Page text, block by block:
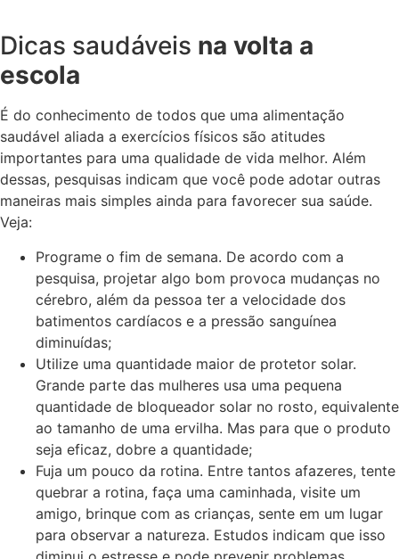
Dicas saudáveis na volta a
escola
É do conhecimento de todos que uma alimentação
saudável aliada a exercícios físicos são atitudes
importantes para uma qualidade de vida melhor. Além
dessas, pesquisas indicam que você pode adotar outras
maneiras mais simples ainda para favorecer sua saúde.
Veja:
Programe o fim de semana. De acordo com a
pesquisa, projetar algo bom provoca mudanças no
cérebro, além da pessoa ter a velocidade dos
batimentos cardíacos e a pressão sanguínea
diminuídas;
Utilize uma quantidade maior de protetor solar.
Grande parte das mulheres usa uma pequena
quantidade de bloqueador solar no rosto, equivalente
ao tamanho de uma ervilha. Mas para que o produto
seja eficaz, dobre a quantidade;
Fuja um pouco da rotina. Entre tantos afazeres, tente
quebrar a rotina, faça uma caminhada, visite um
amigo, brinque com as crianças, sente em um lugar
para observar a natureza. Estudos indicam que isso